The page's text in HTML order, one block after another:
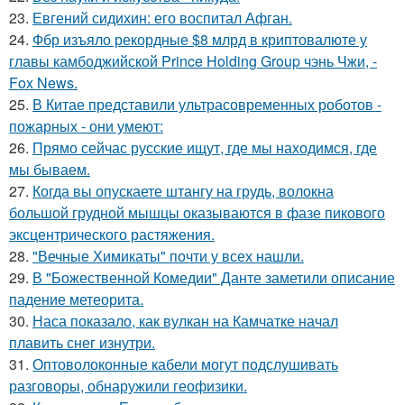
23. Евгений сидихин: его воспитал Афган.
24. Фбр изъяло рекордные $8 млрд в криптовалюте у
главы камбоджийской Prince Holding Group чэнь Чжи, -
Fox News.
25. В Китае представили ультрасовременных роботов -
пожарных - они умеют:
26. Прямо сейчас русские ищут, где мы находимся, где
мы бываем.
27. Когда вы опускаете штангу на грудь, волокна
большой грудной мышцы оказываются в фазе пикового
эксцентрического растяжения.
28. "Вечные Химикаты" почти у всех нашли.
29. В "Божественной Комедии" Данте заметили описание
падение метеорита.
30. Наса показало, как вулкан на Камчатке начал
плавить снег изнутри.
31. Оптоволоконные кабели могут подслушивать
разговоры, обнаружили геофизики.